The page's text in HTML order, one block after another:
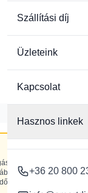
Szállítási díj
Üzleteink
Kapcsolat
Hasznos linkek
+36 20 800
NE
szereplő